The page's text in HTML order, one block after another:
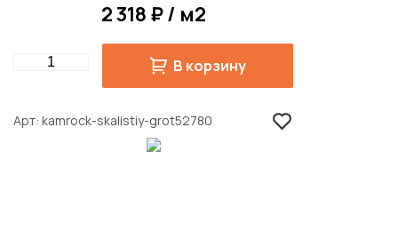
2 318 ₽ / м2
Quantity В корзину
Арт kamrock-skalistiy-grot52780